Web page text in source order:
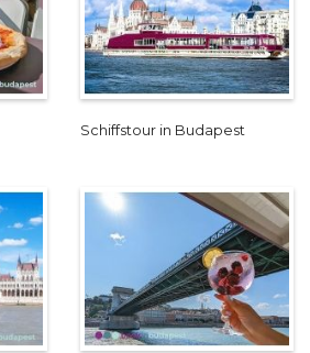
Schiffstour in Budapest